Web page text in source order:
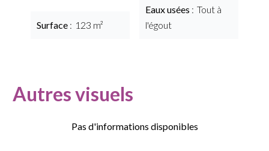
Surface 123 m²
Eaux usées
Tout à
l'égout
Autres visuels
Pas d'informations disponibles